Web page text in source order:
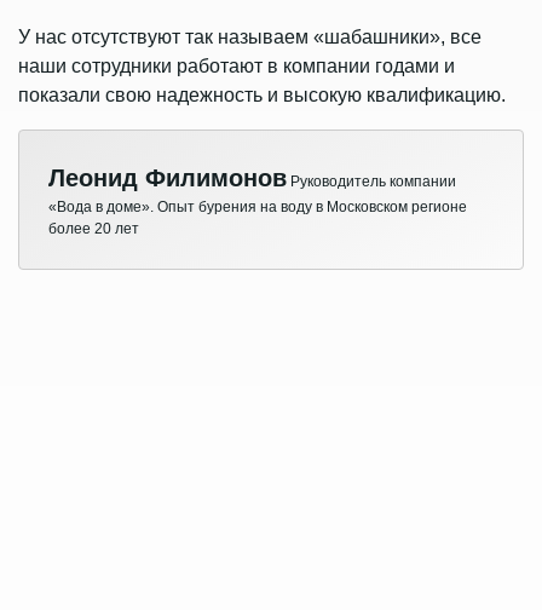
У нас отсутствуют так называем «шабашники», все
наши сотрудники работают в компании годами и
показали свою надежность и высокую квалификацию.
Леонид Филимонов Руководитель компании
«Вода в доме». Опыт бурения на воду в Московском регионе
более 20 лет